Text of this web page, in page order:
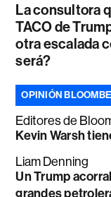
La consultora
TACO de
otra escalada
será?
OPINIÓN
Editores de
Kevin Warsh
Liam Denning
Un Trump
grandes